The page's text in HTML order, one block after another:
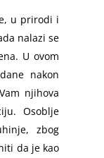
u prirodi i
nalazi se
U ovom
nakon
njihova
Osoblje
zbog
da je kao